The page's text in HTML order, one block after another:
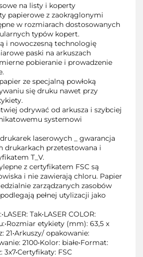
na listy i koperty
papierowe z zaokrąglonymi
w rozmiarach dostosowanych
typów kopert.
i nowoczesną technologię
paski na arkuszach
pobieranie i prowadzenie
ze specjalną powłoką
się druku nawet przy
odrywać od arkusza i szybciej
systemowi
laserowych _ gwarancja
drukarkach przetestowana i
T_V.
z certyfikatem FSC są
i nie zawierają chloru. Papier
zarządzanych zasobów
pełnej utylizacji jako
Tak•LASER COLOR:
etykiety (mm): 63,5 x
21•Arkuszy/ opakowanie:
2100•Kolor: białe•Format:
3x7•Certyfikaty: FSC